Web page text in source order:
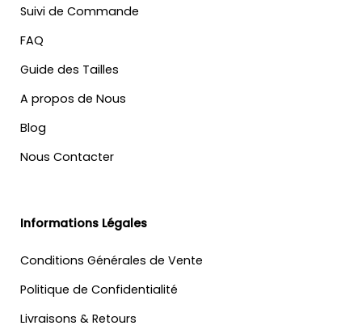
Suivi de Commande
FAQ
Guide des Tailles
A propos de Nous
Blog
Nous Contacter
Informations Légales
Conditions Générales de Vente
Politique de Confidentialité
Livraisons & Retours